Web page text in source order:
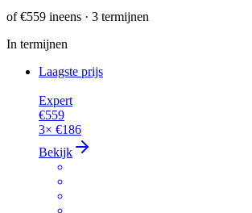
of€559 ineens · 3 termijnen
In termijnen
Laagste prijs
Expert
€559
3× €186
Bekijk